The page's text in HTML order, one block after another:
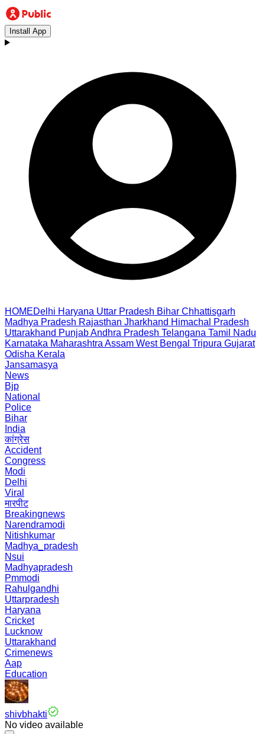
Install App
HOMEDelhi Haryana Uttar Pradesh Bihar Chhattisgarh
Madhya Pradesh Rajasthan Jharkhand Himachal Pradesh
Uttarakhand PunjabAndhra Pradesh Telangana Tamil Nadu
Karnataka Maharashtra Assam West Bengal Tripura Gujarat
Odisha Kerala
Jansamasya
News
Bjp
National
Police
Bihar
India
कांग्रेस
Accident
Congress
Modi
Delhi
Viral
मारपीट
Breakingnews
Narendramodi
Nitishkumar
Madhya_pradesh
Nsui
Madhyapradesh
Pmmodi
Rahulgandhi
Uttarpradesh
Haryana
Cricket
Lucknow
Uttarakhand
Crimenews
Aap
Education
shivbhakti
No video available